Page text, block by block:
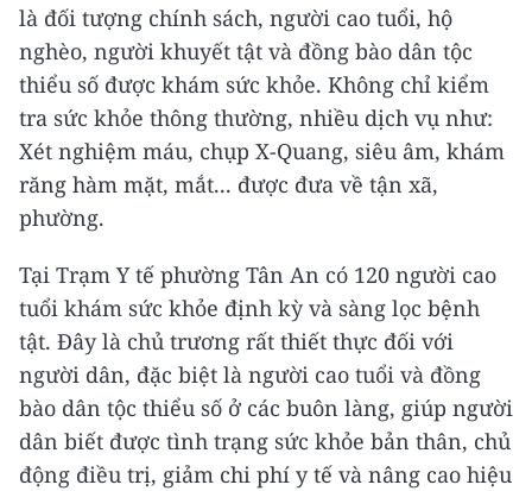
là đối tượng chính sách, người cao tuổi, hộ
nghèo, người khuyết tật và đồng bào dân tộc
thiểu số được khám sức khỏe. Không chỉ kiểm
tra sức khỏe thông thường, nhiều dịch vụ như:
Xét nghiệm máu, chụp X-Quang, siêu âm, khám
răng hàm mặt, mắt... được đưa về tận xã,
phường.
Tại Trạm Y tế phường Tân An có 120 người cao
tuổi khám sức khỏe định kỳ và sàng lọc bệnh
tật. Đây là chủ trương rất thiết thực đối với
người dân, đặc biệt là người cao tuổi và đồng
bào dân tộc thiểu số ở các buôn làng, giúp người
dân biết được tình trạng sức khỏe bản thân, chủ
động điều trị, giảm chi phí y tế và nâng cao hiệu